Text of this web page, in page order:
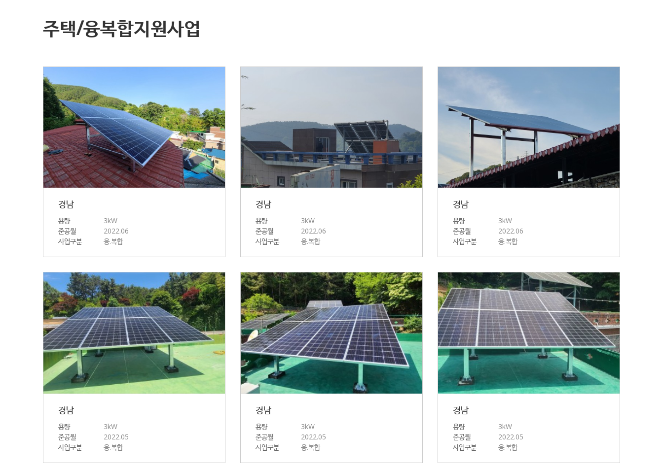
주택/융복합지원사업
경남
용량
3kW
준공월
2022.06
사업구분
융.복합
경남
용량
3kW
준공월
2022.06
사업구분
융.복합
경남
용량
3kW
준공월
2022.06
사업구분
융.복합
경남
용량
3kW
준공월
2022.05
사업구분
융.복합
경남
용량
3kW
준공월
2022.05
사업구분
융.복합
경남
용량
3kW
준공월
2022.05
사업구분
융.복합